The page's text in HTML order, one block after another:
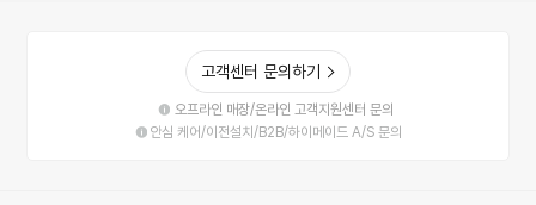
고객센터 문의하기
오프라인 매장/온라인 고객지원센터 문의
안심 케어/이전설치/B2B/하이메이드 A/S 문의